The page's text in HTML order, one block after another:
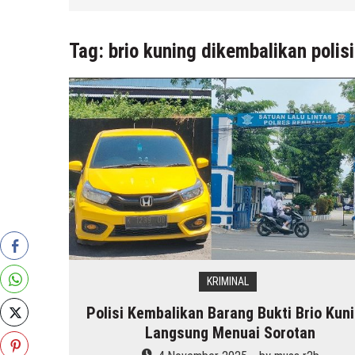
Tag: brio kuning dikembalikan polisi
KRIMINAL
Polisi Kembalikan Barang Bukti Brio
Langsung Menuai Sorotan